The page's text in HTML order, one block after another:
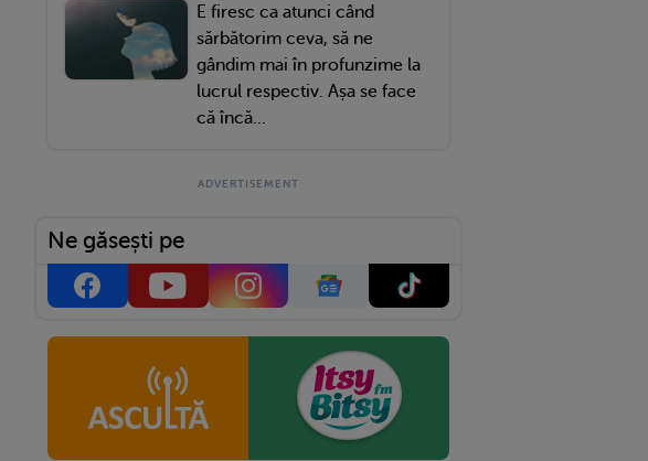
E firesc ca atunci când
sărbătorim ceva, să ne
gândim mai în profunzime la
lucrul respectiv. Așa se face
că încă...
Ne găsești pe